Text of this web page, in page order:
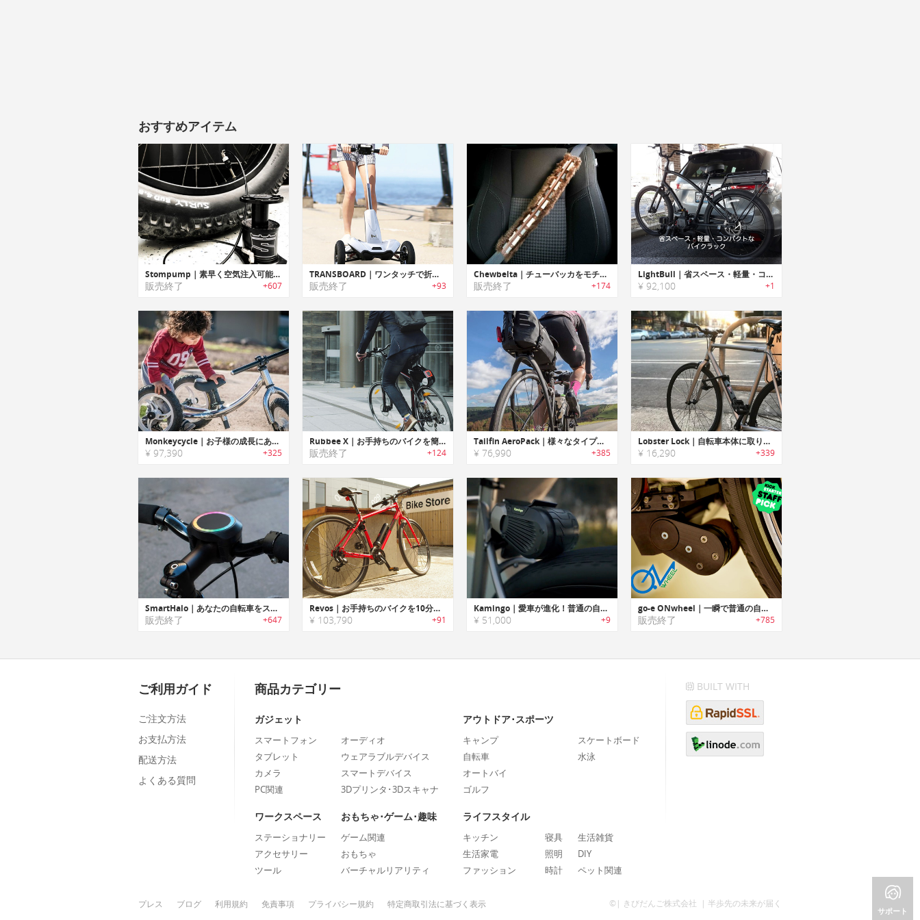
おすすめアイテム
Stompump｜素早く空気注入可能なポータブルフットポンプ「ストンプポンプ」
販売終了 +607
TRANSBOARD｜ワンタッチで折りたたみ可能な電動3輪スクーター「トランスボード」
販売終了 +93
Chewbelta｜チューバッカをモチーフにデザインされたシートベルトカバー
販売終了 +174
LightBull｜省スペース・軽量・コンパクトなバイクラック「ライトブル」
¥ 92,100 +1
Monkeycycle｜お子様の成長にあわせて成長する8 in 1モジュラー バイク「モンキーサイクル」
¥ 97,390 +325
Rubbee X｜お手持ちのバイクを簡単に電動バイクに変身させる「ラビーX」
販売終了 +124
Tailfin AeroPack｜様々なタイプのバイクに取り付け可能なラック付きロールトップバッグ「エアロパック」
¥ 76,990 +385
Lobster Lock｜自転車本体に取り付け持ち運び不要なバイクロック「ロブスターロック」
¥ 16,290 +339
SmartHalo｜あなたの自転車をスマートバイクに変える「スマートヘイロー」
販売終了 +647
Revos｜お手持ちのバイクを10分でeバイクに変身させるキット「レボス」
¥ 103,790 +91
Kamingo｜愛車が進化！普通の自転車を750WのEバイクに変える取り付けデバイス
¥ 51,000 +9
go-e ONwheel｜一瞬で普通の自転車が電動自転車に変わる「ゴーeオンウィール」
販売終了 +785
サポート
ご利用ガイド
ご注文方法
お支払方法
配送方法
よくある質問
商品カテゴリー
ガジェット
スマートフォン
タブレット
カメラ
PC関連
オーディオ
ウェアラブルデバイス
スマートデバイス
3Dプリンタ･3Dスキャナ
アウトドア･スポーツ
キャンプ
自転車
オートバイ
ゴルフ
スケートボード
水泳
ワークスペース
ステーショナリー
アクセサリー
ツール
おもちゃ･ゲーム･趣味
ゲーム関連
おもちゃ
バーチャルリアリティ
ライフスタイル
キッチン
生活家電
ファッション
寝具
照明
時計
生活雑貨
DIY
ペット関連
BUILT WITH
プレス ブログ 利用規約 免責事項 プライバシー規約 特定商取引法に基づく表示 ©| きびだんご株式会社 | 半歩先の未来が届く